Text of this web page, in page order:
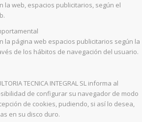
la web, espacios publicitarios, según el
la página web espacios publicitarios según la
de los hábitos de navegación del usuario.
TECNICA INTEGRAL SL informa al
de configurar su navegador de modo
de cookies, pudiendo, si así lo desea,
en su disco duro.